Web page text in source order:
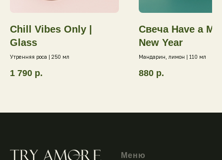
Chill Vibes Only |
Glass
Утренняя роса | 250 мл
1 790 р.
Свеча Have a
New Year
Мандарин, лимон | 110 мл
880 р.
Меню